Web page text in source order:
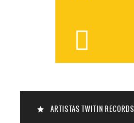


ARTISTAS TWITIN RECORDS